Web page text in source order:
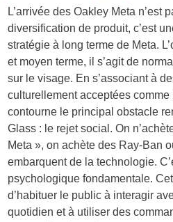
L’arrivée des Oakley Meta n’est
diversification de produit, c’est
stratégie à long terme de Meta.
et moyen terme, il s’agit de
sur le visage. En s’associant à
culturellement acceptées
contourne le principal obstacle
Glass : le rejet social. On
Meta », on achète des Ray-Ban
embarquent de la technologie.
psychologique fondamentale.
d’habituer le public à interagir
quotidien et à utiliser des